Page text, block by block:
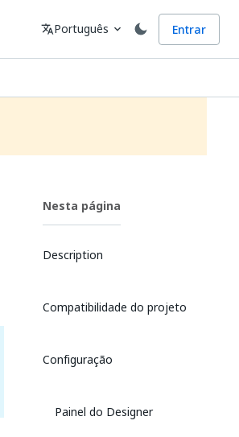
Idioma
translatePortuguês expand_more Entrar
Nesta página
Description
Compatibilidade do projeto
Configuração
Painel do Designer